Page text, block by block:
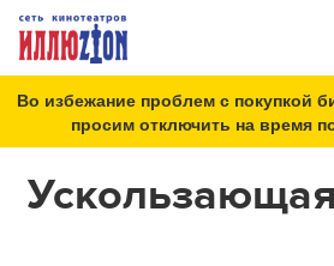
Во избежание проблем с покупкой
просим отключить на время